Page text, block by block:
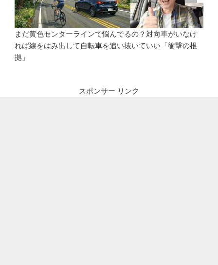
まだ黄色センターラインで悩んでるの？対向車がいなけ
れば線をはみ出して自転車を追い抜いていい「衝撃の根
拠」
スポンサー リンク